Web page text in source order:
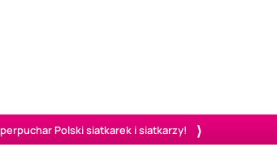
Polski siatkarek i siatkarzy!